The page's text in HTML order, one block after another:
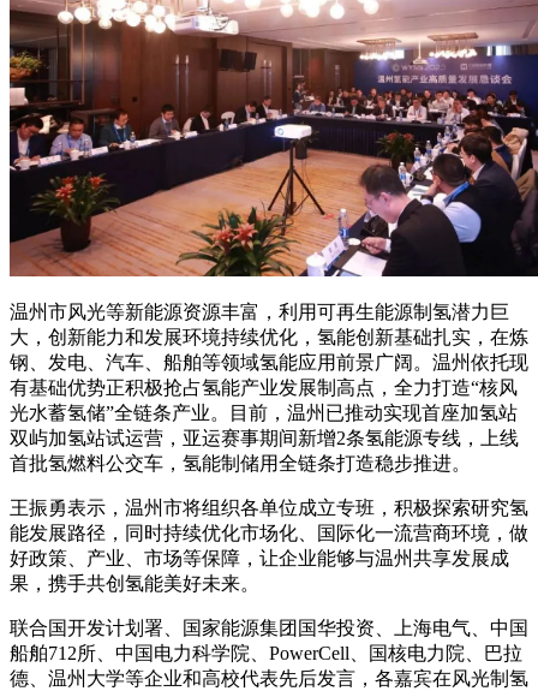
温州市风光等新能源资源丰富，利用可再生能源制氢潜力巨
大，创新能力和发展环境持续优化，氢能创新基础扎实，在炼
钢、发电、汽车、船舶等领域氢能应用前景广阔。温州依托现
有基础优势正积极抢占氢能产业发展制高点，全力打造“核风
光水蓄氢储”全链条产业。目前，温州已推动实现首座加氢站
双屿加氢站试运营，亚运赛事期间新增2条氢能源专线，上线
首批氢燃料公交车，氢能制储用全链条打造稳步推进。
王振勇表示，温州市将组织各单位成立专班，积极探索研究氢
能发展路径，同时持续优化市场化、国际化一流营商环境，做
好政策、产业、市场等保障，让企业能够与温州共享发展成
果，携手共创氢能美好未来。
联合国开发计划署、国家能源集团国华投资、上海电气、中国
船舶712所、中国电力科学院、PowerCell、国核电力院、巴拉
德、温州大学等企业和高校代表先后发言，各嘉宾在风光制氢